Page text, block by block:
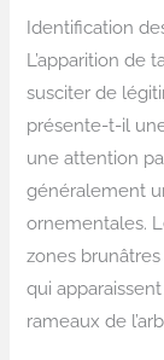
Identification
L’apparition de
susciter de
présente-t-il
une attention
généralement
ornementales.
zones
qui
rameaux de